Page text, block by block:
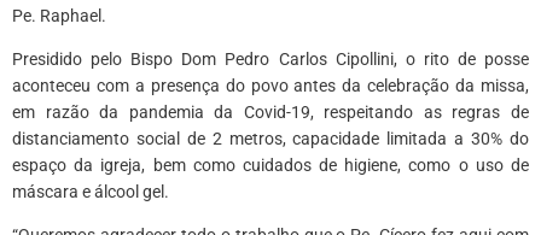
Pe. Raphael.
Presidido pelo Bispo Dom Pedro Carlos Cipollini, o rito de posse
aconteceu com a presença do povo antes da celebração da missa,
em razão da pandemia da Covid-19, respeitando as regras de
distanciamento social de 2 metros, capacidade limitada a 30% do
espaço da igreja, bem como cuidados de higiene, como o uso de
máscara e álcool gel.